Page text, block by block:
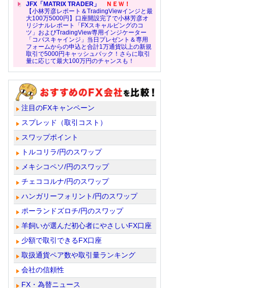
JFX「MATRIX TRADER」
ＮＥＷ！
【小林芳彦レポート＆TradingViewインジと最
大100万5000円】口座開設完了で小林芳彦オ
リジナルレポート「FXスキャルピングのコ
ツ」およびTradingView専用インジケーター
「コバスキャインジ」当日プレゼント＆専用
フォームからの申込と合計1万通貨以上の新規
取引で5000円キャッシュバック！さらに取引
量に応じて最大100万円のチャンスも！
注目のFXキャンペーン
スプレッド（取引コスト）
スワップポイント
トルコリラ/円のスワップ
メキシコペソ/円のスワップ
チェココルナ/円のスワップ
ハンガリーフォリント/円のスワップ
ポーランドズロチ/円のスワップ
羊飼いが選んだ初心者にやさしいFX口座
少額で取引できるFX口座
取扱通貨ペア数や取引量ランキング
会社の信頼性
FX・為替ニュース